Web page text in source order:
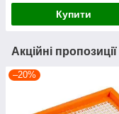
Купити
Акційні
–20%